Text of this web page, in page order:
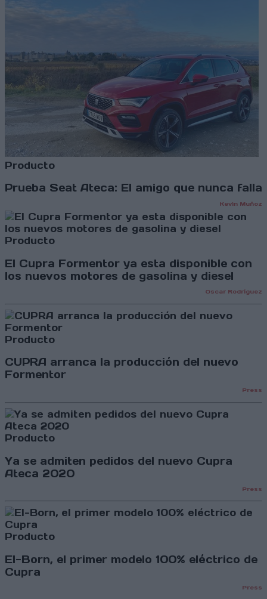
Producto
Prueba Seat Ateca: El amigo que nunca falla
Kevin Muñoz
Producto
El Cupra Formentor ya esta disponible con
los nuevos motores de gasolina y diesel
Oscar Rodríguez
Producto
CUPRA arranca la producción del nuevo
Formentor
Press
Producto
Ya se admiten pedidos del nuevo Cupra
Ateca 2020
Press
Producto
El-Born, el primer modelo 100% eléctrico de
Cupra
Press